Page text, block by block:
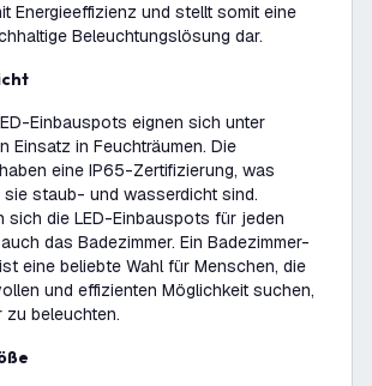
Energieeffizienz und stellt somit eine
Beleuchtungslösung dar.
Einbauspots eignen sich unter
Einsatz in Feuchträumen. Die
eine IP65-Zertifizierung, was
staub- und wasserdicht sind.
sich die LED-Einbauspots für jeden
das Badezimmer. Ein Badezimmer-
eine beliebte Wahl für Menschen, die
und effizienten Möglichkeit suchen,
zu beleuchten.